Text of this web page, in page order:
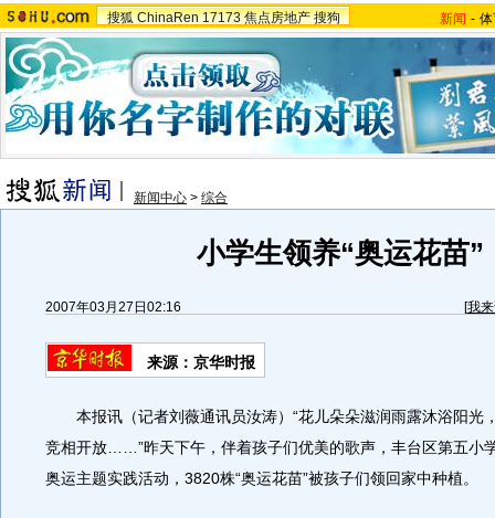
搜狐 ChinaRen 17173 焦点房地产 搜狗 新闻 -
新闻中心 > 综合
小学生领养“奥运花苗”
2007年03月27日02:16 [我
来源：京华时报
本报讯（记者刘薇通讯员汝涛）“花儿朵朵滋润雨露沐浴阳光
竞相开放……”昨天下午，伴着孩子们优美的歌声，丰台区第五小
奥运主题实践活动，3820株“奥运花苗”被孩子们领回家中种植。